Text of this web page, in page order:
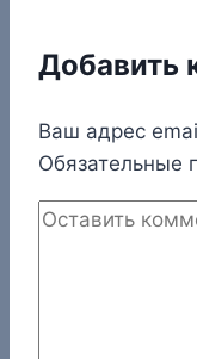
Добавить
Ваш адрес
Обязательные